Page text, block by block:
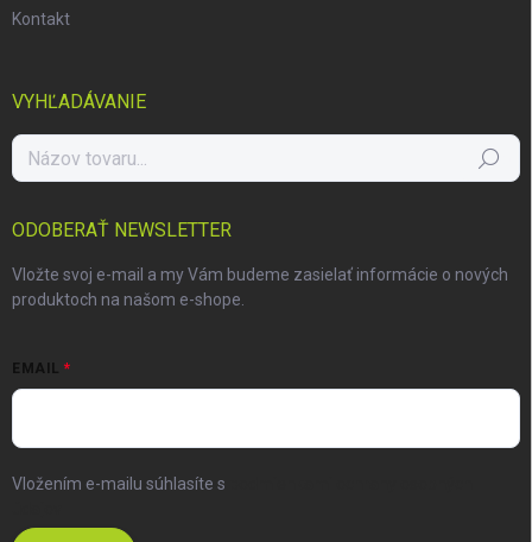
Kontakt
VYHĽADÁVANIE
Hľadať
ODOBERAŤ NEWSLETTER
Vložte svoj e-mail a my Vám budeme zasielať informácie o nových
produktoch na našom e-shope.
EMAIL
Vložením e-mailu súhlasíte s